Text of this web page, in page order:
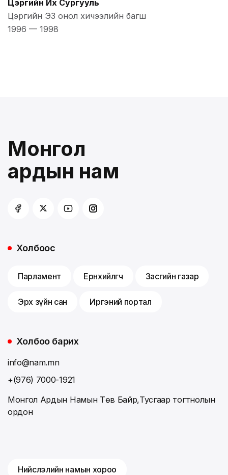
Цэргийн Их Сургууль
Цэргийн ЭЗ онол хичээлийн багш
1996 — 1998
Монгол
ардын нам
Холбоос
Парламент Ерөнхийлөгч Засгийн газар
Эрх зүйн сан Иргэний портал
Холбоо барих
info@nam.mn
+(976) 7000-1921
Монгол Ардын Намын Төв Байр,Тусгаар тогтнолын
ордон
Нийслэлийн намын хороо